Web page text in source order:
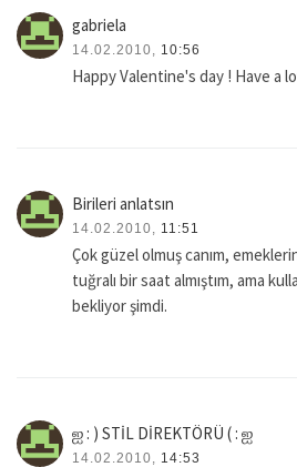
gabriela
14.02.2010, 10:56
Happy Valentine's day ! Have a
Birileri anlatsın
14.02.2010, 11:51
Çok güzel olmuş canım,
tuğralı bir saat almıştım, ama
bekliyor şimdi.
ஐ : ) STİL DİREKTÖRÜ ( : ஐ
14.02.2010, 14:53